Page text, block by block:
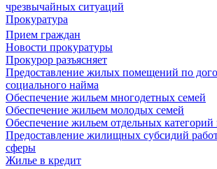
чрезвычайных ситуаций
Прокуратура
Прием граждан
Новости прокуратуры
Прокурор разъясняет
Предоставление жилых помещений по
социального найма
Обеспечение жильем многодетных семей
Обеспечение жильем молодых семей
Обеспечение жильем отдельных категорий
Предоставление жилищных субсидий
сферы
Жилье в кредит